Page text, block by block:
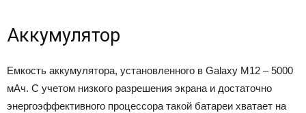
Аккумулятор
Емкость аккумулятора, установленного в Galaxy M12 – 5000
мАч. С учетом низкого разрешения экрана и достаточно
энергоэффективного процессора такой батареи хватает на